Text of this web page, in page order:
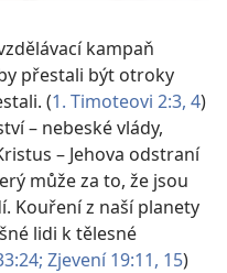
kampaň
přestali být otroky
(1. Timoteovi 2:3, 4)
– nebeské vlády,
– Jehova odstraní
může za to, že jsou
Kouření z naší planety
lidi k tělesné
Zjevení 19:11, 15)